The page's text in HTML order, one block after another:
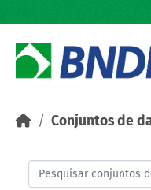
Conjuntos de